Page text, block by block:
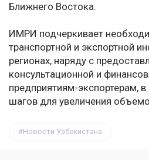
Ближнего Востока.
ИМРИ подчеркивает
транспортной и экспортной
регионах, наряду с
консультационной и
предприятиям-экспортерам,
шагов для увеличения
Новости Узбекистана